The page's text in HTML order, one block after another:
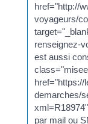
href="http://
voyageurs/
renseignez-
est aussi
href="https://
demarches/
par mail ou